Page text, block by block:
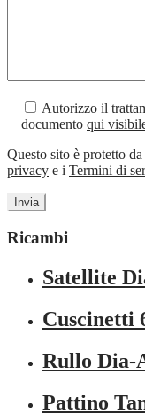
Autorizzo il
documento qui
Questo sito è protetto
privacy e i Termini di
Ricambi
Satellite
Cuscinetti
Rullo Dia-
Pattino